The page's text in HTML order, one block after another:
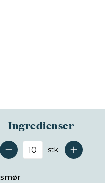
Ingredienser
Antal serveringer
stk.
smør